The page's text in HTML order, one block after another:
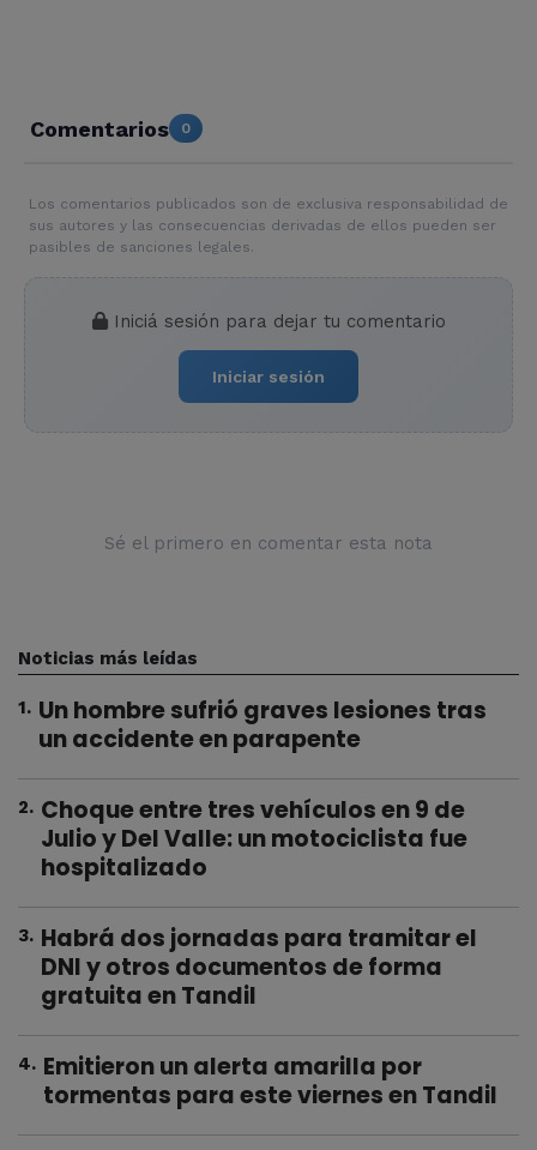
Comentarios 0
Los comentarios publicados son de exclusiva responsabilidad de
sus autores y las consecuencias derivadas de ellos pueden ser
pasibles de sanciones legales.
Iniciá sesión para dejar tu comentario
Iniciar sesión
Sé el primero en comentar esta nota
Noticias más leídas
1. Un hombre sufrió graves lesiones tras
un accidente en parapente
2. Choque entre tres vehículos en 9 de
Julio y Del Valle: un motociclista fue
hospitalizado
3. Habrá dos jornadas para tramitar el
DNI y otros documentos de forma
gratuita en Tandil
4. Emitieron un alerta amarilla por
tormentas para este viernes en Tandil